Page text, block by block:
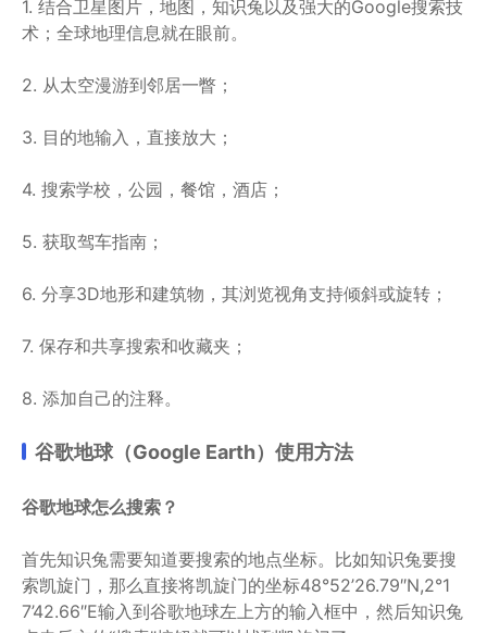
1. 结合卫星图片，地图，知识兔以及强大的Google搜索技
术；全球地理信息就在眼前。
2. 从太空漫游到邻居一瞥；
3. 目的地输入，直接放大；
4. 搜索学校，公园，餐馆，酒店；
5. 获取驾车指南；
6. 分享3D地形和建筑物，其浏览视角支持倾斜或旋转；
7. 保存和共享搜索和收藏夹；
8. 添加自己的注释。
谷歌地球（Google Earth）使用方法
谷歌地球怎么搜索？
首先知识兔需要知道要搜索的地点坐标。比如知识兔要搜
索凯旋门，那么直接将凯旋门的坐标48°52’26.79″N,2°1
7’42.66″E输入到谷歌地球左上方的输入框中，然后知识兔